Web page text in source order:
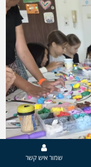
שמור איש קשר